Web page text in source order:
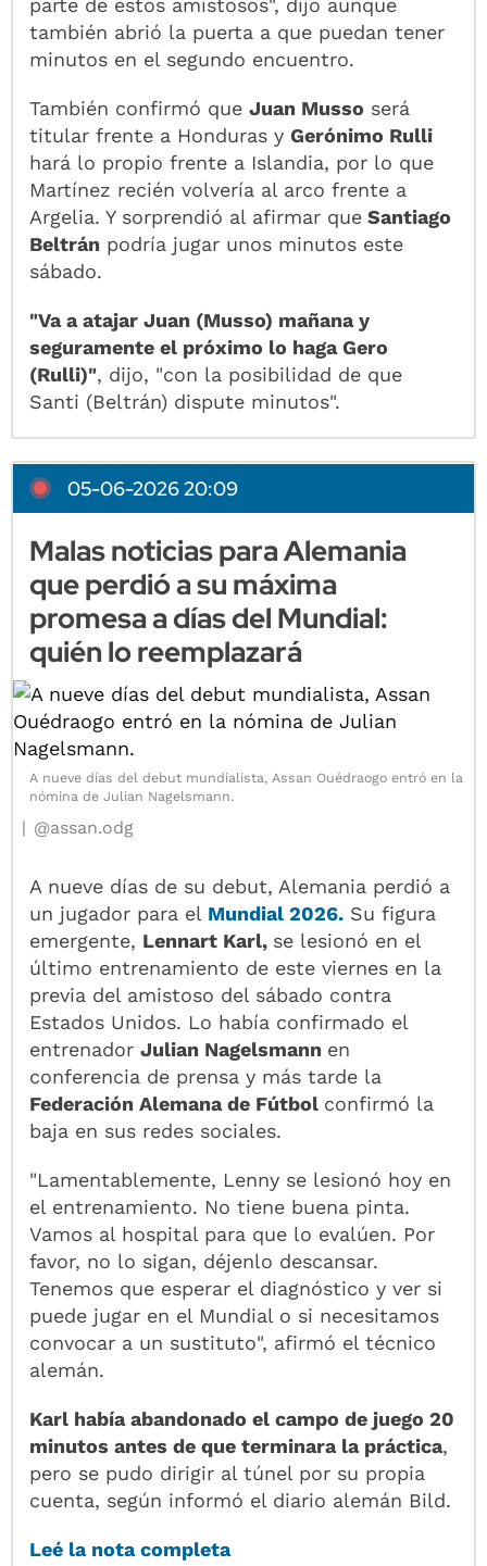
parte de estos amistosos", dijo aunque
también abrió la puerta a que puedan tener
minutos en el segundo encuentro.
También confirmó queJuan Musso será
titular frente a Honduras yGerónimo Rulli
hará lo propio frente a Islandia, por lo que
Martínez recién volvería al arco frente a
Argelia. Y sorprendió al afirmar que Santiago
Beltrán podría jugar unos minutos este
sábado.
"Va a atajar Juan (Musso) mañana y
seguramente el próximo lo haga Gero
(Rulli)", dijo, "con la posibilidad de que
Santi (Beltrán) dispute minutos".
05-06-2026 20:09
Malas noticias para Alemania
que perdió a su máxima
promesa a días del Mundial:
quién lo reemplazará
A nueve días del debut mundialista, Assan Ouédraogo entró en la
nómina de Julian Nagelsmann.
@assan.odg
A nueve días de su debut, Alemania perdió a
un jugador para el Mundial 2026. Su figura
emergente, Lennart Karl, se lesionó en el
último entrenamiento de este viernes en la
previa del amistoso del sábado contra
Estados Unidos. Lo había confirmado el
entrenadorJulian Nagelsmann en
conferencia de prensa y más tarde la
Federación Alemana de Fútbol confirmó la
baja en sus redes sociales.
"Lamentablemente, Lenny se lesionó hoy en
el entrenamiento. No tiene buena pinta.
Vamos al hospital para que lo evalúen. Por
favor, no lo sigan, déjenlo descansar.
Tenemos que esperar el diagnóstico y ver si
puede jugar en el Mundial o si necesitamos
convocar a un sustituto", afirmó el técnico
alemán.
Karl había abandonado el campo de juego 20
minutos antes de que terminara la práctica,
pero se pudo dirigir al túnel por su propia
cuenta, según informó el diario alemán Bild.
Leé la nota completa